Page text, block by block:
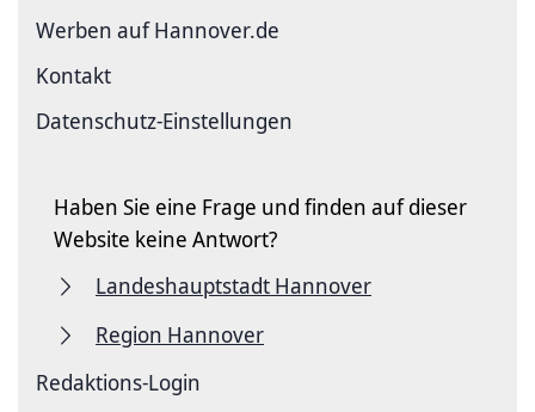
Werben auf Hannover.de
Kontakt
Datenschutz-Einstellungen
Haben Sie eine Frage und finden auf dieser
Website keine Antwort?
Landeshauptstadt Hannover
Region Hannover
Redaktions-Login